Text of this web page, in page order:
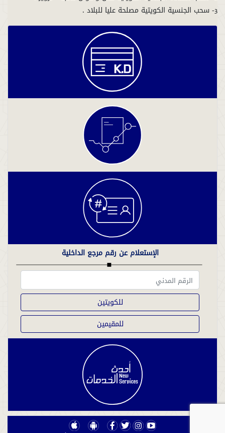
3- سحب الجنسية الكويتية مصلحة عليا للبلاد .
الإستعلام عن رقم مرجع الداخلية
للكويتين
للمقيمين